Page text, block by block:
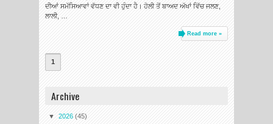
ਦੀਆਂ ਸਮੱਸਿਆਵਾਂ ਵੱਧਣ ਦਾ ਵੀ ਹੁੰਦਾ ਹੈ। ਹੋਲੀ ਤੋਂ ਬਾਅਦ ਅੱਖਾਂ ਵਿੱਚ ਜਲਣ,
ਲਾਲੀ, …
Read more »
1
Archive
▼ 2026 (45)